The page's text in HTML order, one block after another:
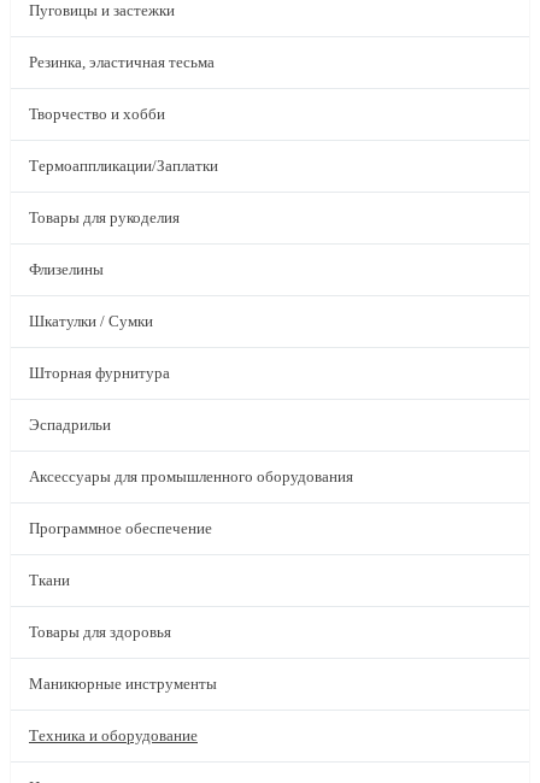
Пуговицы и застежки
Резинка, эластичная тесьма
Творчество и хобби
Термоаппликации/Заплатки
Товары для рукоделия
Флизелины
Шкатулки / Сумки
Шторная фурнитура
Эспадрильи
Аксессуары для промышленного оборудования
Программное обеспечение
Ткани
Товары для здоровья
Маникюрные инструменты
Техника и оборудование